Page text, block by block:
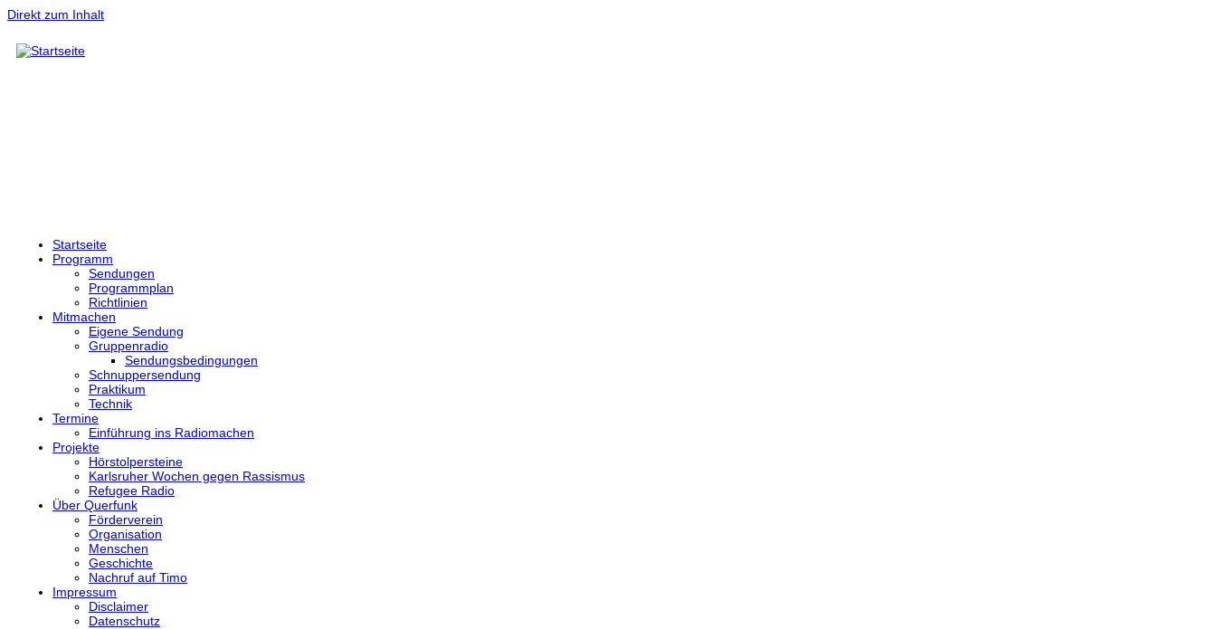
Direkt zum Inhalt
Startseite
Programm
Sendungen
Programmplan
Richtlinien
Mitmachen
Eigene Sendung
Gruppenradio
Sendungsbedingungen
Schnuppersendung
Praktikum
Technik
Termine
Einführung ins Radiomachen
Projekte
Hörstolpersteine
Karlsruher Wochen gegen Rassismus
Refugee Radio
Über Querfunk
Förderverein
Organisation
Menschen
Geschichte
Nachruf auf Timo
Impressum
Disclaimer
Datenschutz